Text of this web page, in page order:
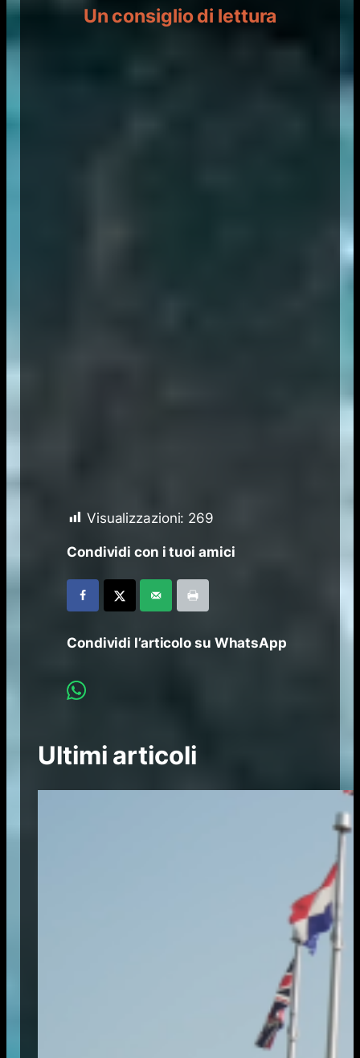
Un consiglio di lettura
Visualizzazioni: 269
Condividi con i tuoi amici
Condividi l’articolo su WhatsApp
Ultimi articoli